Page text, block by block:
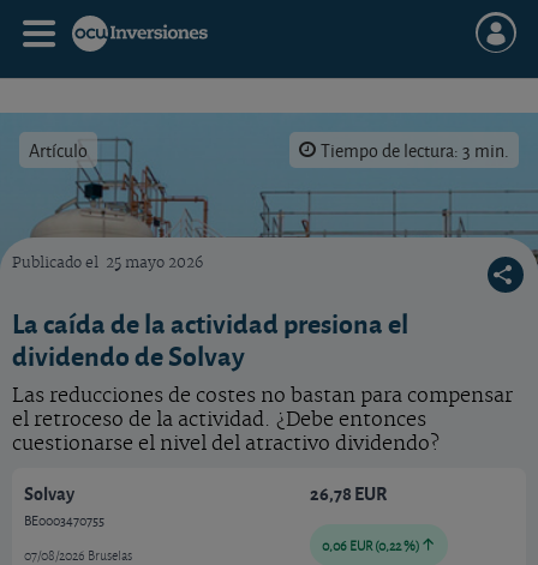
Artículo Tiempo de lectura: 3 min.
Publicado el 25 mayo 2026
La caída de la actividad presiona el
dividendo de Solvay
Las reducciones de costes no bastan para compensar
el retroceso de la actividad. ¿Debe entonces
cuestionarse el nivel del atractivo dividendo?
Solvay
BE0003470755
07/08/2026 Bruselas
26,78 EUR
0,06 EUR (0,22 %)